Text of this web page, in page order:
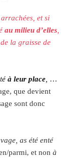
et si
au milieu d’elles
la graisse de
à leur place …
que devient
sont donc
as été enté
parmi, et nonà